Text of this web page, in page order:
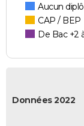
Aucun
CAP / BEP
De Bac +2
Données 2022